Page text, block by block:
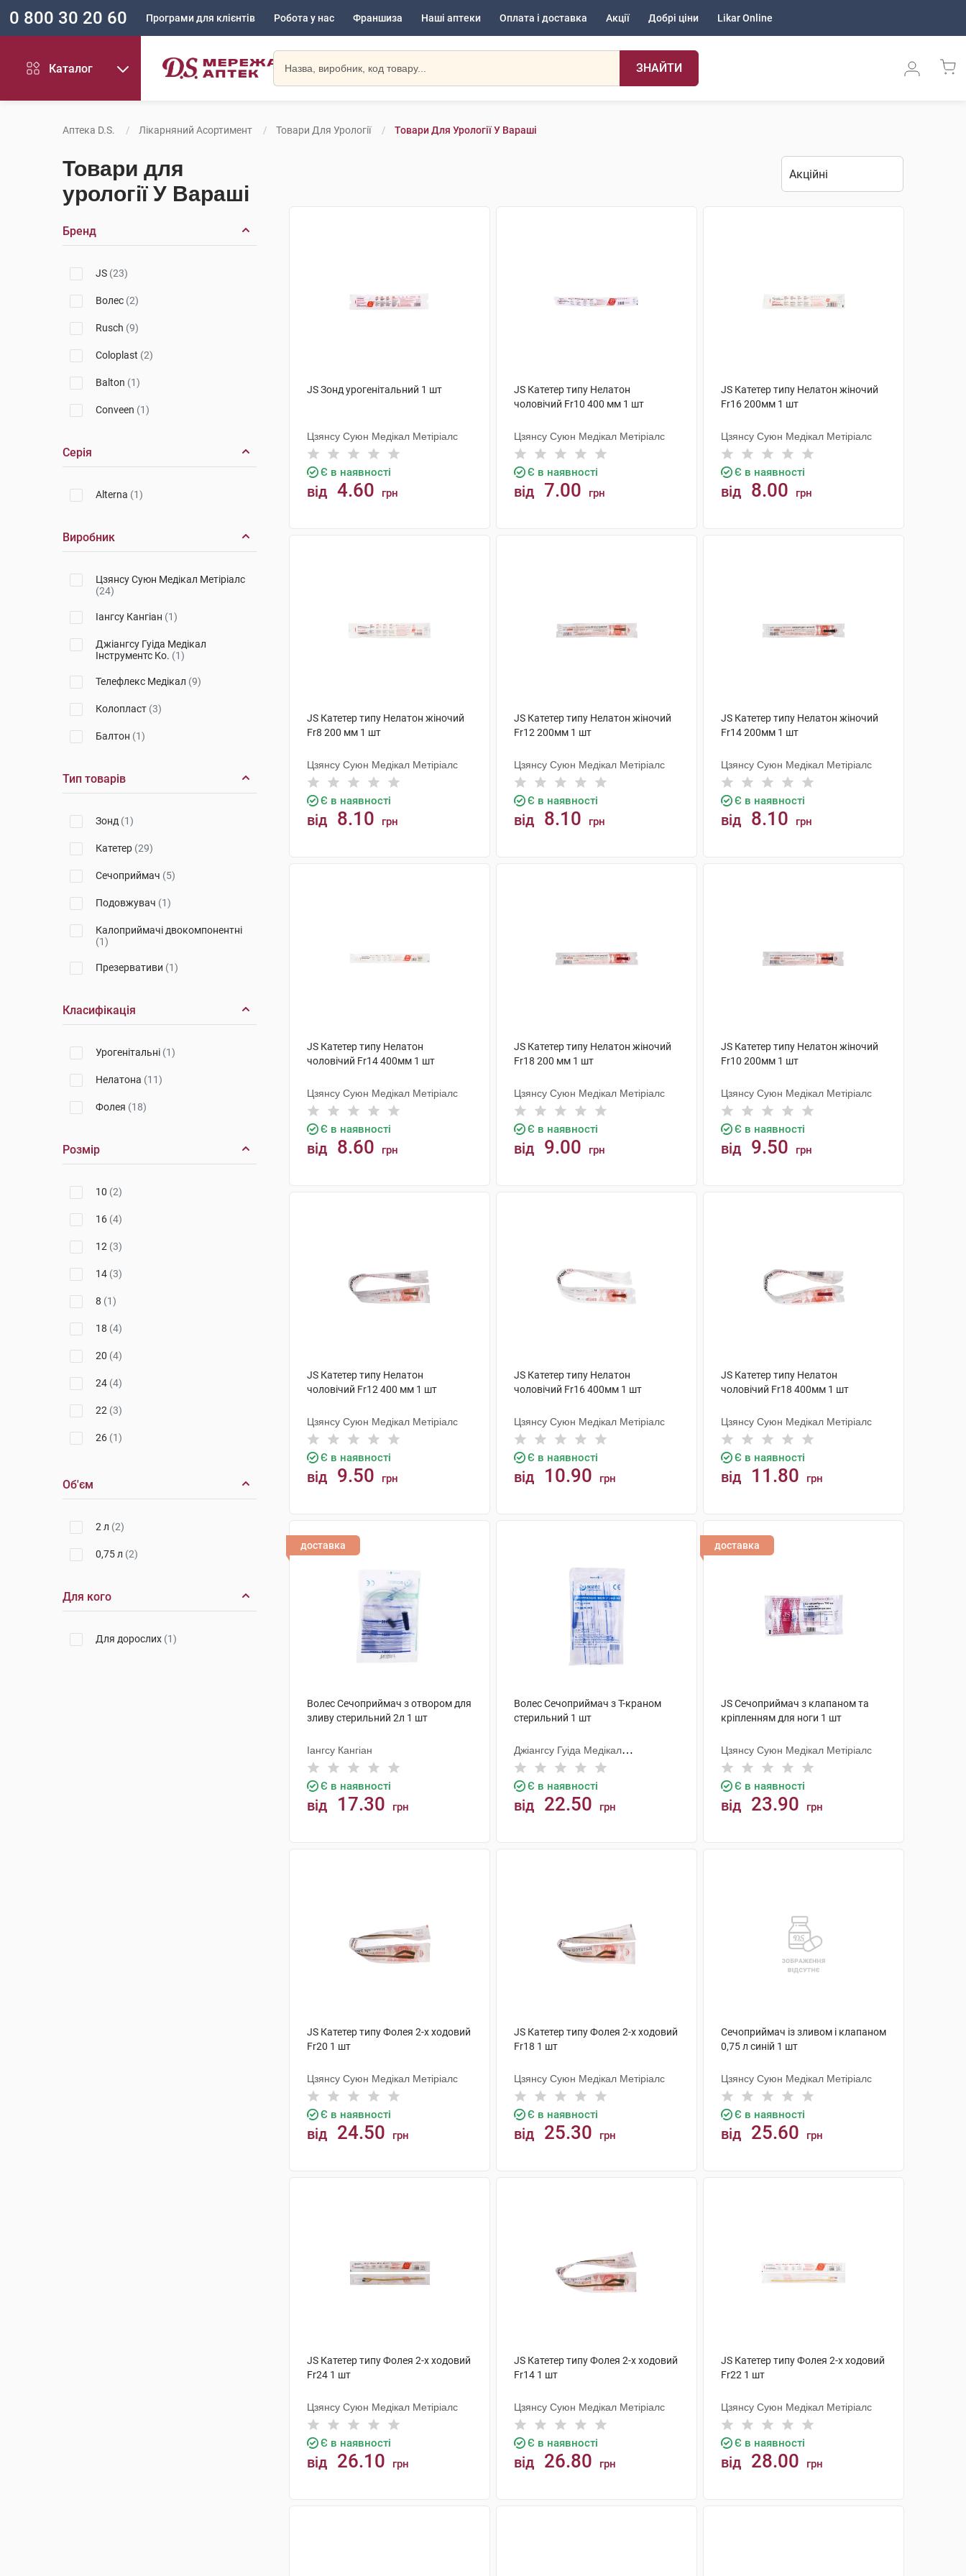
0 800 30 20 60 Програми для клієнтів Робота у нас Франшиза Наші аптеки Оплата і доставка Акції Добрі ціни Likar Online
Каталог ЗНАЙТИ
Аптека D.S. Лікарняний Асортимент Товари Для Урології Товари Для Урології У Вараші
Товари для
урології У Вараші
Бренд
JS (23)
Волес (2)
Rusch (9)
Coloplast (2)
Balton (1)
Conveen (1)
Серія
Alterna (1)
Виробник
Цзянсу Суюн Медікал Метіріалс
(24)
Іангсу Кангіан (1)
Джіангсу Гуіда Медікал
Інструментс Ко. (1)
Телефлекс Медікал (9)
Колопласт (3)
Балтон (1)
Тип товарів
Зонд (1)
Катетер (29)
Сечоприймач (5)
Подовжувач (1)
Калоприймачі двокомпонентні
(1)
Презервативи (1)
Класифікація
Урогенітальні (1)
Нелатона (11)
Фолея (18)
Розмір
10 (2)
16 (4)
12 (3)
14 (3)
8 (1)
18 (4)
20 (4)
24 (4)
22 (3)
26 (1)
Об'єм
2 л (2)
0,75 л (2)
Для кого
Для дорослих (1)
JS Зонд урогенітальний 1 шт
Цзянсу Суюн Медікал Метіріалс
Є в наявності
від 4.60 грн
JS Катетер типу Нелатон
чоловічий Fr10 400 мм 1 шт
Цзянсу Суюн Медікал Метіріалс
Є в наявності
від 7.00 грн
JS Катетер типу Нелатон жіночий
Fr16 200мм 1 шт
Цзянсу Суюн Медікал Метіріалс
Є в наявності
від 8.00 грн
JS Катетер типу Нелатон жіночий
Fr8 200 мм 1 шт
Цзянсу Суюн Медікал Метіріалс
Є в наявності
від 8.10 грн
JS Катетер типу Нелатон жіночий
Fr12 200мм 1 шт
Цзянсу Суюн Медікал Метіріалс
Є в наявності
від 8.10 грн
JS Катетер типу Нелатон жіночий
Fr14 200мм 1 шт
Цзянсу Суюн Медікал Метіріалс
Є в наявності
від 8.10 грн
JS Катетер типу Нелатон
чоловічий Fr14 400мм 1 шт
Цзянсу Суюн Медікал Метіріалс
Є в наявності
від 8.60 грн
JS Катетер типу Нелатон жіночий
Fr18 200 мм 1 шт
Цзянсу Суюн Медікал Метіріалс
Є в наявності
від 9.00 грн
JS Катетер типу Нелатон жіночий
Fr10 200мм 1 шт
Цзянсу Суюн Медікал Метіріалс
Є в наявності
від 9.50 грн
JS Катетер типу Нелатон
чоловічий Fr12 400 мм 1 шт
Цзянсу Суюн Медікал Метіріалс
Є в наявності
від 9.50 грн
JS Катетер типу Нелатон
чоловічий Fr16 400мм 1 шт
Цзянсу Суюн Медікал Метіріалс
Є в наявності
від 10.90 грн
JS Катетер типу Нелатон
чоловічий Fr18 400мм 1 шт
Цзянсу Суюн Медікал Метіріалс
Є в наявності
від 11.80 грн
доставка
Волес Сечоприймач з отвором для
зливу стерильний 2л 1 шт
Іангсу Кангіан
Є в наявності
від 17.30 грн
Волес Сечоприймач з Т-краном
стерильний 1 шт
Джіангсу Гуіда Медікал
Інструментс Ко.
Є в наявності
від 22.50 грн
доставка
JS Сечоприймач з клапаном та
кріпленням для ноги 1 шт
Цзянсу Суюн Медікал Метіріалс
Є в наявності
від 23.90 грн
JS Катетер типу Фолея 2-х ходовий
Fr20 1 шт
Цзянсу Суюн Медікал Метіріалс
Є в наявності
від 24.50 грн
JS Катетер типу Фолея 2-х ходовий
Fr18 1 шт
Цзянсу Суюн Медікал Метіріалс
Є в наявності
від 25.30 грн
Сечоприймач із зливом і клапаном
0,75 л синій 1 шт
Цзянсу Суюн Медікал Метіріалс
Є в наявності
від 25.60 грн
JS Катетер типу Фолея 2-х ходовий
Fr24 1 шт
Цзянсу Суюн Медікал Метіріалс
Є в наявності
від 26.10 грн
JS Катетер типу Фолея 2-х ходовий
Fr14 1 шт
Цзянсу Суюн Медікал Метіріалс
Є в наявності
від 26.80 грн
JS Катетер типу Фолея 2-х ходовий
Fr22 1 шт
Цзянсу Суюн Медікал Метіріалс
Є в наявності
від 28.00 грн